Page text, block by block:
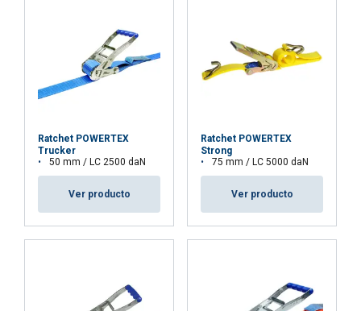
Ratchet POWERTEX
Trucker
50 mm / LC 2500 daN
Ver producto
Ratchet POWERTEX
Strong
75 mm / LC 5000 daN
Ver producto
MOSTRAR DETALLES
Politica cookies